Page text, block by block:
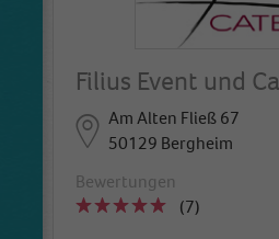
Filius Event und
Am Alten Fließ 67
50129 Bergheim
Bewertungen
(7)